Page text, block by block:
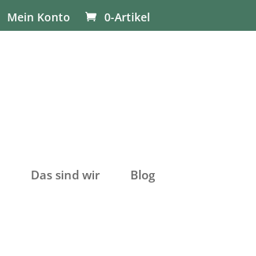
Mein Konto 0-Artikel
Das sind wir Blog